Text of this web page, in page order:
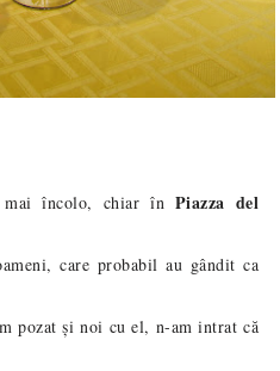
încolo, chiar în Piazza del
care probabil au gândit ca
pozat și noi cu el, n-am intrat că